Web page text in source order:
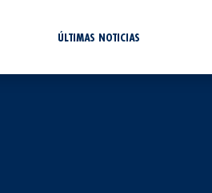
ÚLTIMAS NOTICIAS